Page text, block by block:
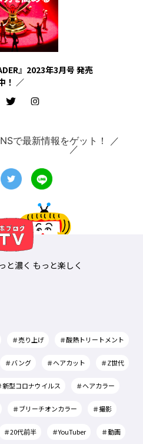
』2023年3月号 発売
！ ／
で最新情報をゲット！ ／
と濃く もっと楽しく
＃売り上げ ＃酸熱トリートメント
＃バング ＃ヘアカット ＃Z世代
新型コロナウイルス ＃ヘアカラー
＃ブリーチオンカラー ＃撮影
＃20代前半 ＃YouTuber ＃動画